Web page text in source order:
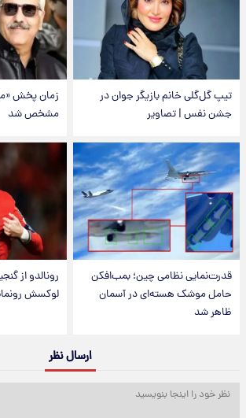
تیپ گل‌گلی خانم بازیگر جوان در
جشن نفس | تصاویر
زمان پخش
مشخص شد
قدرت‌نمایی نظامی چین؛ بمب‌افکن
حامل موشک هسته‌ای در آسمان
ظاهر شد
رونالدو از
لوکسش
ارسال نظر